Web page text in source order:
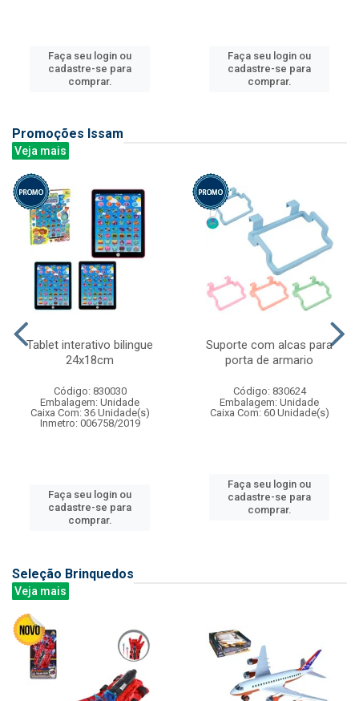
Faça seu login ou
cadastre-se para
comprar.
Faça seu login ou
cadastre-se para
comprar.
Promoções Issam
Veja mais
Tablet interativo bilingue
24x18cm
Código: 830030
Embalagem: Unidade
Caixa Com: 36 Unidade(s)
Inmetro: 006758/2019
Faça seu login ou
cadastre-se para
comprar.
Suporte com alcas para
porta de armario
Código: 830624
Embalagem: Unidade
Caixa Com: 60 Unidade(s)
Faça seu login ou
cadastre-se para
comprar.
Seleção Brinquedos
Veja mais